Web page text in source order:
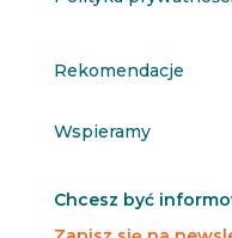
Rekomendacje
Wspieramy
Chcesz być